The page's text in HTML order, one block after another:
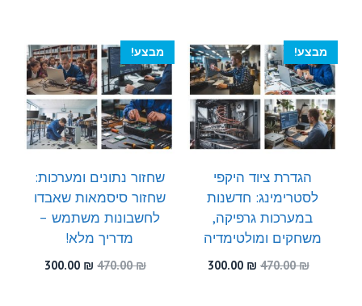
570.00 ₪.
300.00 ₪.
560.00 ₪.
300.00 ₪.
מבצע!
הגדרת ציוד היקפי
לסטרימינג: חדשנות
במערכות גרפיקה,
משחקים ומולטימדיה
470.00₪
המחיר
300.00 ₪
מבצע!
שחזור נתונים ומערכות:
שחזור סיסמאות שאבדו
לחשבונות משתמש –
מדריך מלא!
470.00₪
המחיר
300.00 ₪
המחיר